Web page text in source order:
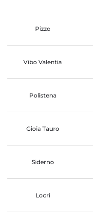
Pizzo
Vibo Valentia
Polistena
Gioia Tauro
Siderno
Locri